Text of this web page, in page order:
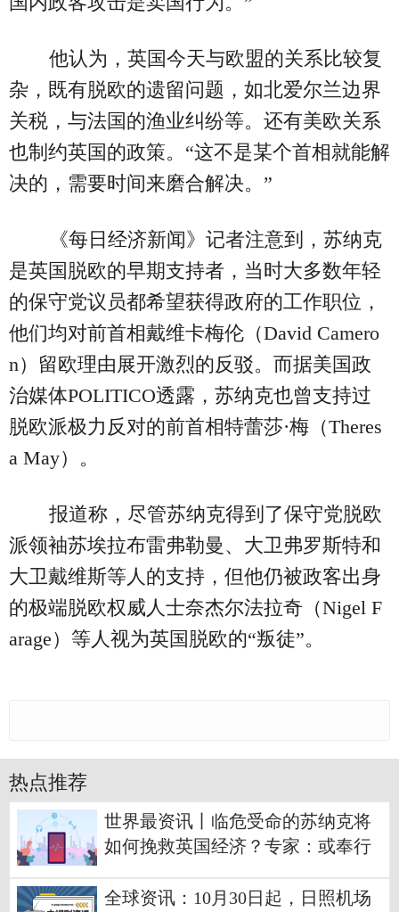
他认为，英国今天与欧盟的关系比较复
杂，既有脱欧的遗留问题，如北爱尔兰边界
关税，与法国的渔业纠纷等。还有美欧关系
也制约英国的政策。“这不是某个首相就能解
决的，需要时间来磨合解决。”
《每日经济新闻》记者注意到，苏纳克
是英国脱欧的早期支持者，当时大多数年轻
的保守党议员都希望获得政府的工作职位，
他们均对前首相戴维卡梅伦（David Camero
n）留欧理由展开激烈的反驳。而据美国政
治媒体POLITICO透露，苏纳克也曾支持过
脱欧派极力反对的前首相特蕾莎·梅（Theres
a May）。
报道称，尽管苏纳克得到了保守党脱欧
派领袖苏埃拉布雷弗勒曼、大卫弗罗斯特和
大卫戴维斯等人的支持，但他仍被政客出身
的极端脱欧权威人士奈杰尔法拉奇（Nigel F
arage）等人视为英国脱欧的“叛徒”。
热点推荐
世界最资讯丨临危受命的苏纳克将
如何挽救英国经济？专家：或奉行
全球资讯：10月30日起，日照机场